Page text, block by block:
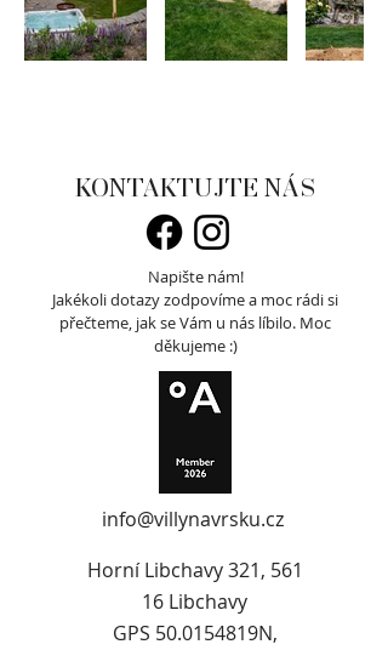
KONTAKTUJTE NÁS
Napište nám!
Jakékoli dotazy zodpovíme a moc rádi si
přečteme, jak se Vám u nás líbilo. Moc
děkujeme :)
info@villynavrsku.cz
Horní Libchavy 321, 561
16 Libchavy
GPS 50.0154819N,